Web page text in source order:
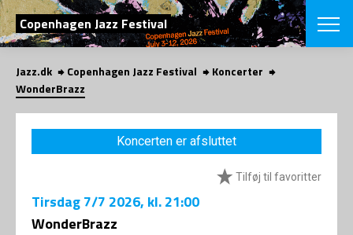
SØG
Copenhagen Jazz Festival
English
VÆLG
VINTERJAZZ
Temaer
LOCATIONS
Jazz.dk Copenhagen Jazz Festival
Koncerter
WonderBrazz
Koncerten er afsluttet
Tilføj til favoritter
Tirsdag7/7 2026, kl. 21:00
WonderBrazz